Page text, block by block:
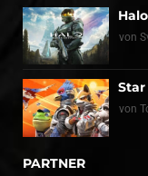
von
Star
von
PARTNER